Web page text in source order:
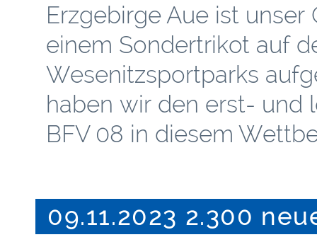
Erzgebirge Aue ist
einem Sondertrikot auf
Wesenitzsportparks
haben wir den erst- und
BFV 08 in diesem
09.11.2023 2.300